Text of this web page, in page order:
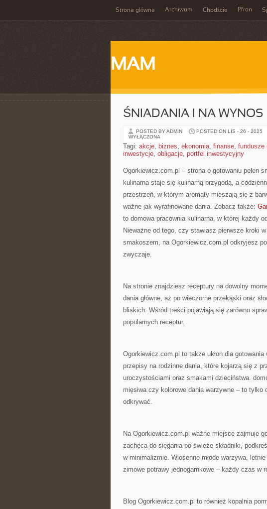
Strona główna Archiwum Chodźcie Pfron
MAM
ŚNIADANIA I NA WYNOS
POSTED BY ADMIN POSTED ON LIS - 26 - 2025
WYŁĄCZONA
Tagi: akcje, biznes, ekonomia, finanse, fundusze
inwestycje, obligacje, portfel inwestycyjny
Ogorkiewicz.com.pl – strona o gotowaniu pełen
kulinarna staje się kulinarną przygodą, a
przestrzeń, w którym aromaty mieszają się z
ważne jak wyrafinowane dania. Zobacz także:
to domowa pracownia kulinarna, w której każdy
Nieważne od tego, czy stawiasz pierwsze kroki
smakoszem, na Ogorkiewicz.com.pl odkryjesz
zwyczaje.
Na stronie znajdziesz receptury na dowolny
dania główne, aż po wieczorne przekąski oraz
bliskich. Wśród treści pojawiają się zarówno
popularnych receptur.
Ogorkiewicz.com.pl to także ukłon dla
przepisy na rodzinne dania, które kojarzą się z
uroczystościami oraz smakami dzieciństwa.
mięsiwa czy kolorowe dania warzywne – to
odkrywać.
Na Ogorkiewicz.com.pl ważne miejsce zajmuje
zachęca do sięgania po świeże składniki,
w minimalizmie. Wiosenne młode warzywa,
zimowe potrawy jednogarnkowe – każdy czas w
Blog Ogorkiewicz.com.pl to również kopalnia